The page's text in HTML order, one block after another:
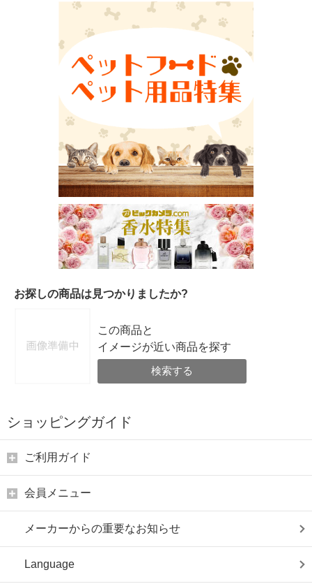
お探しの商品は見つかりましたか?
この商品と
イメージが近い商品を探す
検索する
ショッピングガイド
ご利用ガイド
会員メニュー
メーカーからの重要なお知らせ
Language